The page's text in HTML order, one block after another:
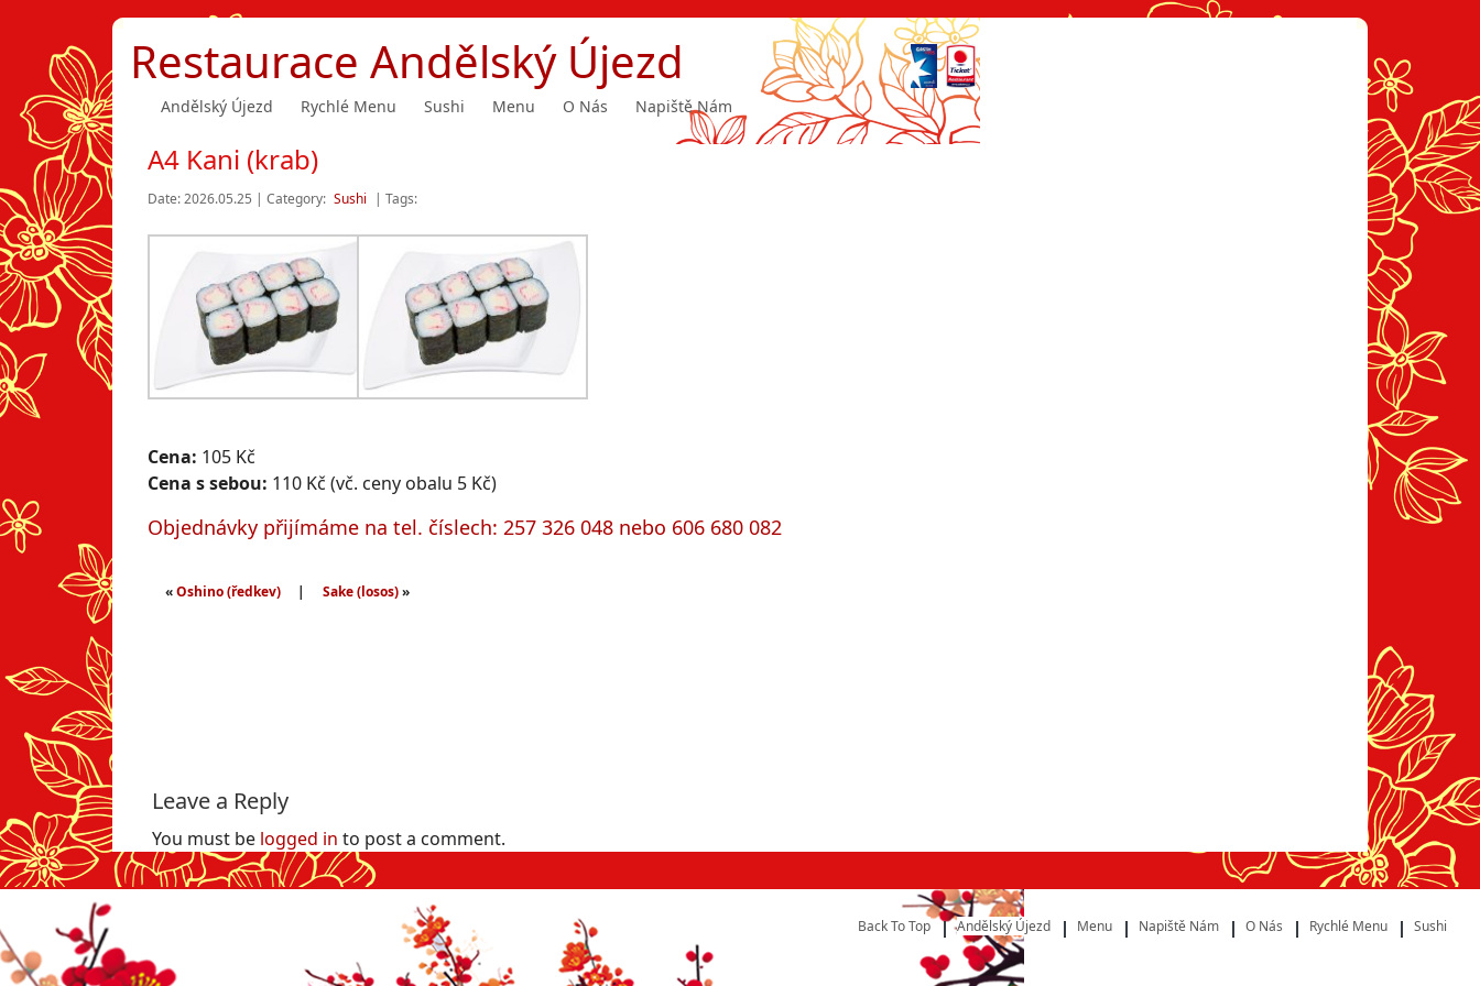
Restaurace Andělský Újezd
Andělský Újezd Rychlé Menu Sushi Menu O Nás Napiště Nám
A4 Kani (krab)
Date: 2026.05.25 | Category: Sushi | Tags:
Cena: 105 Kč
Cena s sebou: 110 Kč (vč. ceny obalu 5 Kč)
Objednávky přijímáme na tel. číslech: 257 326 048 nebo 606 680 082
«Oshino (ředkev) | Sake (losos)»
Leave a Reply
You must be logged in to post a comment.
Back To Top Andělský Újezd Menu Napiště Nám O Nás Rychlé Menu Sushi